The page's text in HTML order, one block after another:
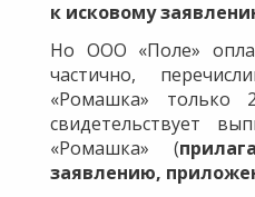
к исковому
Но ООО «Поле»
частично,
«Ромашка»
свидетельствует
«Ромашка» (
заявлению,